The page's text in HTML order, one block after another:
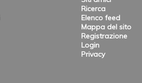
Ricerca
Elenco feed
Mappa del sito
Registrazione
Login
Privacy